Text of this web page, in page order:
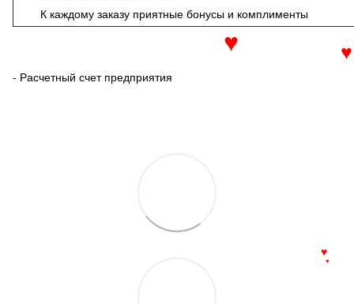
К каждому заказу приятные бонусы и комплименты
- Расчетный счет предприятия
♥